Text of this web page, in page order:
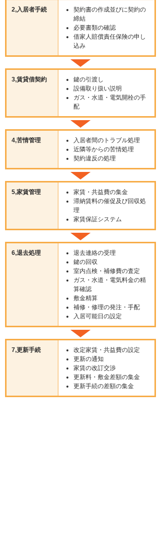
2,入居者手続
契約書の作成並びに契約の
締結
必要書類の確認
借家人賠償責任保険の申し
込み
3,賃貸借契約
鍵の引渡し
設備取り扱い説明
ガス・水道・電気開栓の手
配
4,苦情管理
入居者間のトラブル処理
近隣等からの苦情処理
契約違反の処理
5,家賃管理
家賃・共益費の集金
滞納賃料の催促及び回収処
理
家賃保証システム
6,退去処理
退去連絡の受理
鍵の回収
室内点検・補修費の査定
ガス・水道・電気料金の精
算確認
敷金精算
補修・修理の発注・手配
入居可能日の設定
7,更新手続
改定家賃・共益費の設定
更新の通知
家賃の改訂交渉
更新料・敷金差額の集金
更新手続の差額の集金